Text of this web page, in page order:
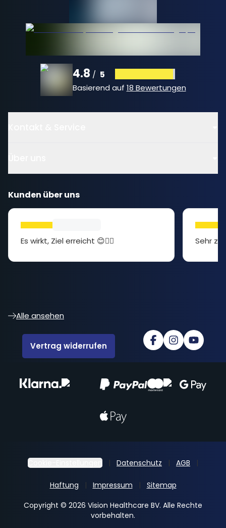
4.8 / 5
Basierend auf 18 Bewertungen
Kunden über uns
Es wirkt, Ziel erreicht 😊👍🏻 Sehr
Alle ansehen
Vertrag widerrufen
Cookie-Einstellungen Datenschutz AGB
Haftung Impressum
Sitemap
Copyright © 2026 Vision Healthcare BV. Alle Rechte
vorbehalten.